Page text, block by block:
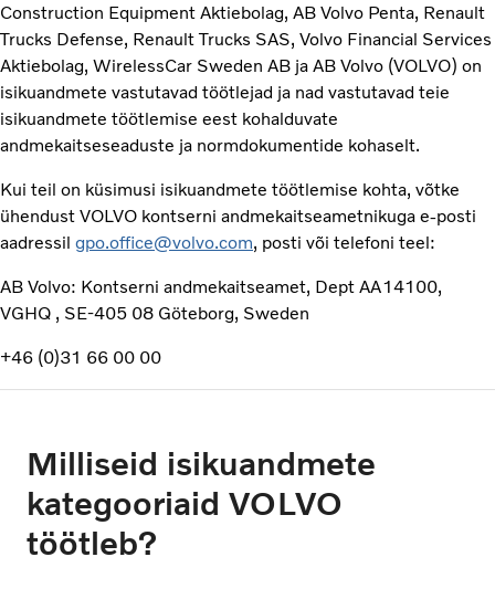
Construction Equipment Aktiebolag, AB Volvo Penta, Renault
Trucks Defense, Renault Trucks SAS, Volvo Financial Services
Aktiebolag, WirelessCar Sweden AB ja AB Volvo (VOLVO) on
isikuandmete vastutavad töötlejad ja nad vastutavad teie
isikuandmete töötlemise eest kohalduvate
andmekaitseseaduste ja normdokumentide kohaselt.
Kui teil on küsimusi isikuandmete töötlemise kohta, võtke
ühendust VOLVO kontserni andmekaitseametnikuga e-posti
aadressil gpo.office@volvo.com, posti või telefoni teel:
AB Volvo: Kontserni andmekaitseamet, Dept AA14100,
VGHQ , SE-405 08 Göteborg, Sweden
+46 (0)31 66 00 00
Milliseid isikuandmete
kategooriaid VOLVO
töötleb?